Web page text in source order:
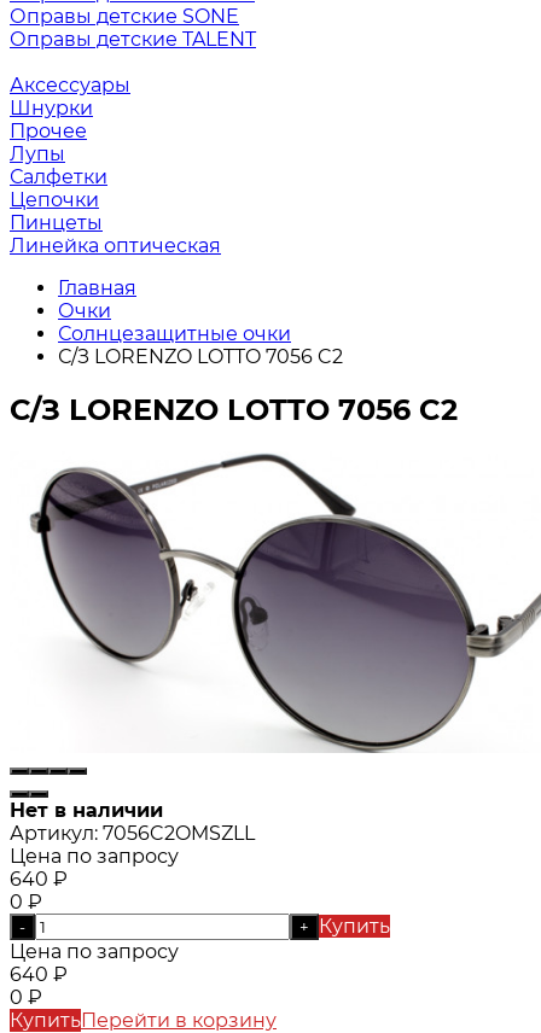
Оправы детские SONE
Оправы детские TALENT
Аксессуары
Шнурки
Прочее
Лупы
Салфетки
Цепочки
Пинцеты
Линейка оптическая
Главная
Очки
Солнцезащитные очки
С/З LORENZO LOTTO 7056 C2
С/З LORENZO LOTTO 7056 C2
Нет в наличии
Артикул: 7056C2OMSZLL
Цена по запросу
640 ₽
0 ₽
- +
Купить
Цена по запросу
640 ₽
0 ₽
КупитьПерейти в корзину